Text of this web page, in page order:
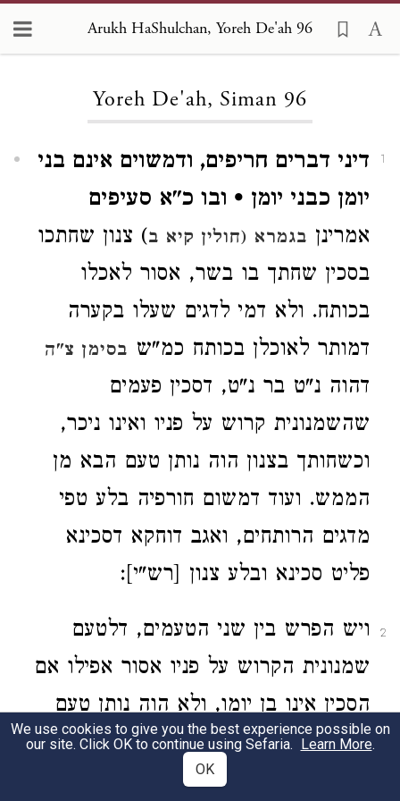
Arukh HaShulchan, Yoreh De'ah 96
Yoreh De'ah, Siman 96
1
דיני דברים חריפים, ודמשוים אינם בני
יומן כבני יומן • ובו כ"א סעיפים
אמרינן בגמרא (חולין קיא ב) צנון שחתכו
בסכין שחתך בו בשר, אסור לאכלו
בכותח. ולא דמי לדגים שעלו בקערה
דמותר לאוכלן בכותח כמ"ש בסימן צ"ה
דהוה נ"ט בר נ"ט, דסכין פעמים
שהשמנונית קרוש על פניו ואינו ניכר,
וכשחותך בצנון הוה נותן טעם הבא מן
הממש. ועוד דמשום חורפיה בלע טפי
מדגים הרותחים, ואגב דוחקא דסכינא
פליט סכינא ובלע צנון [רש"י]:
2
ויש הפרש בין שני הטעמים, דלטעם
שמנונית הקרוש על פניו אסור אפילו אם
הסכין אינו בן יומו, ולא הוה נותן טעם
לפגם, שהרי אין כאן טעם בלוע אלא
טעם בעין, ולטעם השני דמשום חורפא
We use cookies to give you the best experience possible on
our site. Click OK to continue using Sefaria. Learn More.
OK